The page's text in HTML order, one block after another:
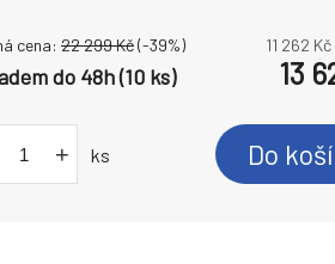
cena: 22 299Kč(-39%) 11 262 Kč
do 48h (10 ks) 13
+ ks Do